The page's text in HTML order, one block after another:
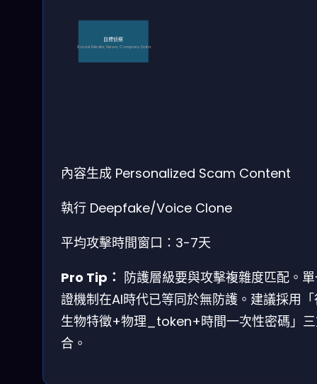
目標侦察
Social Media, News, Company Data
內容生成 Personalized Scam Content
執行 Deepfake/Voice Clone
平均攻擊時間窗口：3-7天
Pro Tip： 防護層級要與攻擊複雜度匹配。
證機制在AI時代已等同於無防護。建議採用
生物特徵+物理_token+時間一次性密碼」
合。